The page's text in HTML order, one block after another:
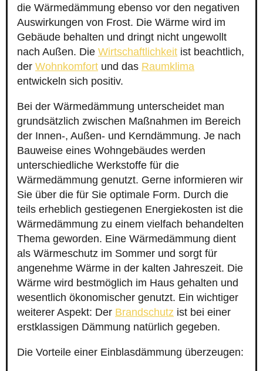
die Wärmedämmung ebenso vor den negativen
Auswirkungen von Frost. Die Wärme wird im
Gebäude behalten und dringt nicht ungewollt
nach Außen. Die Wirtschaftlichkeit ist beachtlich,
der Wohnkomfort und das Raumklima
entwickeln sich positiv.
Bei der Wärmedämmung unterscheidet man
grundsätzlich zwischen Maßnahmen im Bereich
der Innen-, Außen- und Kerndämmung. Je nach
Bauweise eines Wohngebäudes werden
unterschiedliche Werkstoffe für die
Wärmedämmung genutzt. Gerne informieren wir
Sie über die für Sie optimale Form. Durch die
teils erheblich gestiegenen Energiekosten ist die
Wärmedämmung zu einem vielfach behandelten
Thema geworden. Eine Wärmedämmung dient
als Wärmeschutz im Sommer und sorgt für
angenehme Wärme in der kalten Jahreszeit. Die
Wärme wird bestmöglich im Haus gehalten und
wesentlich ökonomischer genutzt. Ein wichtiger
weiterer Aspekt: Der Brandschutz ist bei einer
erstklassigen Dämmung natürlich gegeben.
Die Vorteile einer Einblasdämmung überzeugen: